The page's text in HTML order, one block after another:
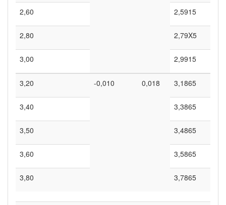
2,60 2,5915
2,80 2,79X5
3,00 2,9915
3,20 -0,010 0,018 3,1865
3,40 3,3865
3,50 3,4865
3,60 3,5865
3,80 3,7865